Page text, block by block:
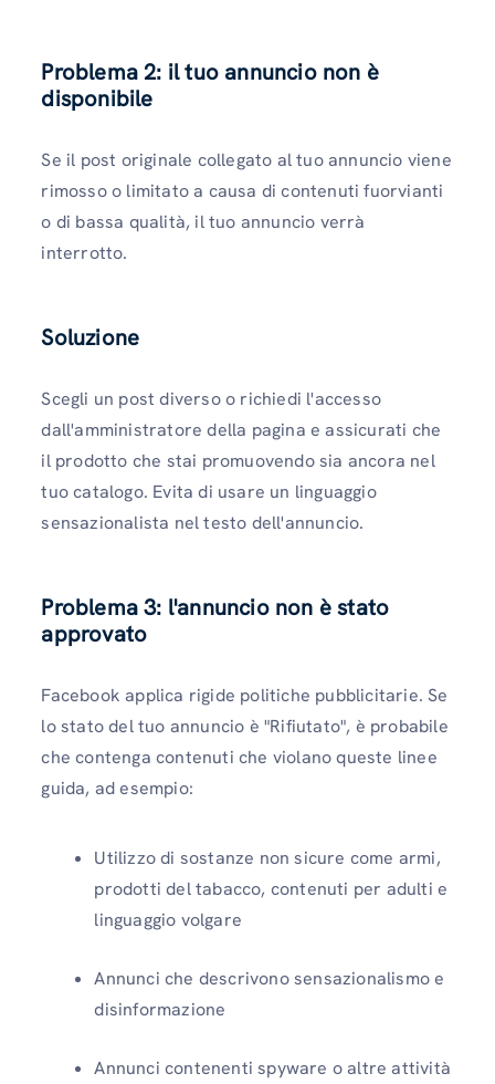
Problema 2: il tuo annuncio non è
disponibile
Se il post originale collegato al tuo annuncio viene
rimosso o limitato a causa di contenuti fuorvianti
o di bassa qualità, il tuo annuncio verrà
interrotto.
Soluzione
Scegli un post diverso o richiedi l'accesso
dall'amministratore della pagina e assicurati che
il prodotto che stai promuovendo sia ancora nel
tuo catalogo. Evita di usare un linguaggio
sensazionalista nel testo dell'annuncio.
Problema 3: l'annuncio non è stato
approvato
Facebook applica rigide politiche pubblicitarie. Se
lo stato del tuo annuncio è "Rifiutato", è probabile
che contenga contenuti che violano queste linee
guida, ad esempio:
Utilizzo di sostanze non sicure come armi,
prodotti del tabacco, contenuti per adulti e
linguaggio volgare
Annunci che descrivono sensazionalismo e
disinformazione
Annunci contenenti spyware o altre attività